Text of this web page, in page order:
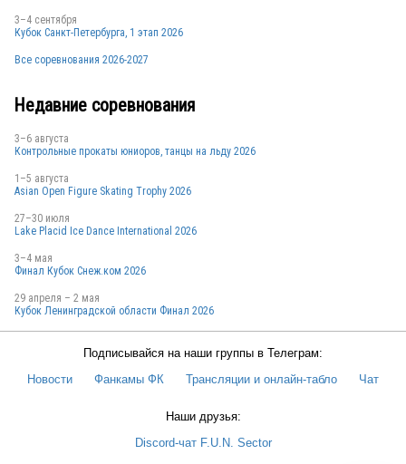
3–4 сентября
Кубок Санкт-Петербурга, 1 этап 2026
Все соревнования 2026-2027
Недавние соревнования
3–6 августа
Контрольные прокаты юниоров, танцы на льду 2026
1–5 августа
Asian Open Figure Skating Trophy 2026
27–30 июля
Lake Placid Ice Dance International 2026
3–4 мая
Финал Кубок Снеж.ком 2026
29 апреля – 2 мая
Кубок Ленинградской области Финал 2026
Подписывайся на наши группы в Телеграм:
Новости
Фанкамы ФК Трансляции и онлайн-табло Чат
Наши друзья:
Discord-чат F.U.N. Sector